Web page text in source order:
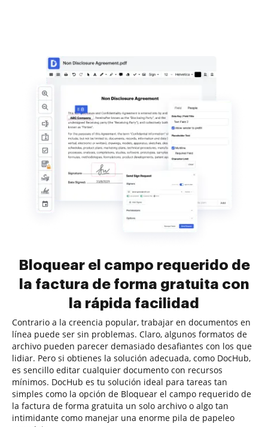
Bloquear el campo requerido de
la factura de forma gratuita con
la rápida facilidad
Contrario a la creencia popular, trabajar en documentos en
línea puede ser sin problemas. Claro, algunos formatos de
archivo pueden parecer demasiado desafiantes con los que
lidiar. Pero si obtienes la solución adecuada, como DocHub,
es sencillo editar cualquier documento con recursos
mínimos. DocHub es tu solución ideal para tareas tan
simples como la opción de Bloquear el campo requerido de
la factura de forma gratuita un solo archivo o algo tan
intimidante como manejar una enorme pila de papeleo